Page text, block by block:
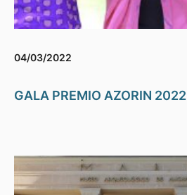
04/03/2022
GALA PREMIO AZORIN 2022